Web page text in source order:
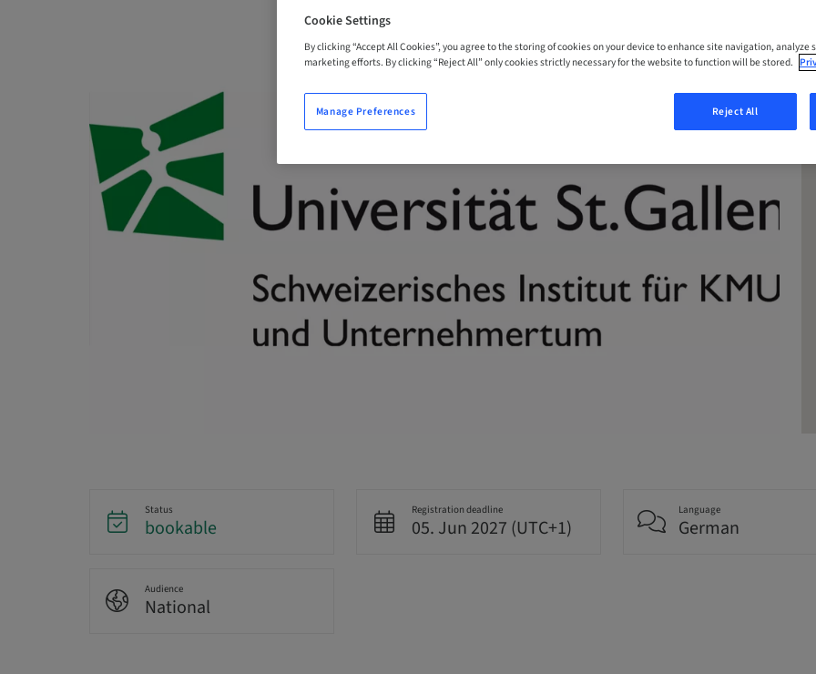
Status
bookable
Registration deadline
05. Jun 2027 (UTC+1)
Language
German
Audience
National
Cookie Settings
By clicking “Accept All Cookies”, you agree to the storing of cookies on your device to enhance site navigation, analyze
marketing efforts. By clicking “Reject All” only cookies strictly necessary for the website to function will be stored.
Reject All
Manage Preferences